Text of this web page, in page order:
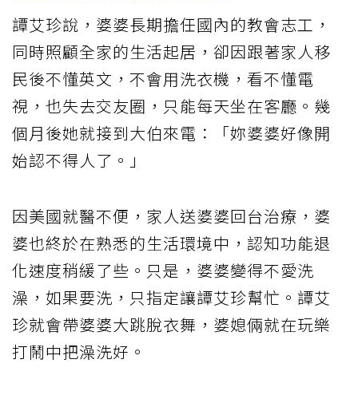
譚艾珍說，婆婆長期擔任國內的教會志工，
同時照顧全家的生活起居，卻因跟著家人移
民後不懂英文，不會用洗衣機，看不懂電
視，也失去交友圈，只能每天坐在客廳。幾
個月後她就接到大伯來電：「妳婆婆好像開
始認不得人了。」
因美國就醫不便，家人送婆婆回台治療，婆
婆也終於在熟悉的生活環境中，認知功能退
化速度稍緩了些。只是，婆婆變得不愛洗
澡，如果要洗，只指定讓譚艾珍幫忙。譚艾
珍就會帶婆婆大跳脫衣舞，婆媳倆就在玩樂
打鬧中把澡洗好。